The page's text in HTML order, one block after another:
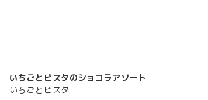
いちごとピスタのショコラアソート
いちごとピスタ